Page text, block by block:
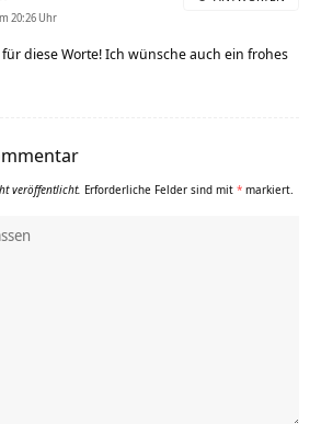
20:26 Uhr
diese Worte! Ich wünsche auch ein frohes
veröffentlicht. Erforderliche Felder sind mit * markiert.